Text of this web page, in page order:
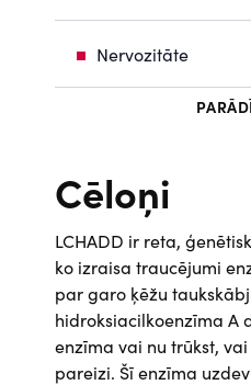
Nervozitāte
Cēloņi
LCHADD ir reta,
ko izraisa traucējumi
par garo ķēžu
hidroksiacilkoenzīma A
enzīma vai nu trūkst,
pareizi. Šī enzīma